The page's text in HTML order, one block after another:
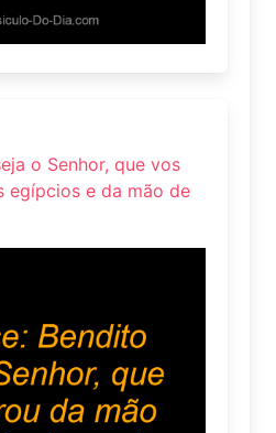
o Senhor, que vos
egípcios e da mão de